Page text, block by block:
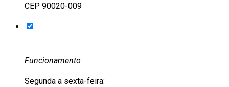
CEP 90020-009
Funcionamento
Segunda a sexta-feira: